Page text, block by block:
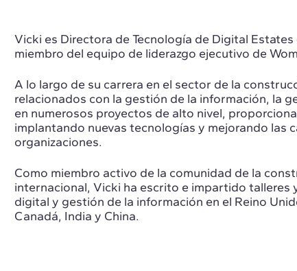
Vicki es Directora de Tecnología de Digital
miembro del equipo de liderazgo ejecutivo de
A lo largo de su carrera en el sector de la
relacionados con la gestión de la información, la
en numerosos proyectos de alto nivel,
implantando nuevas tecnologías y mejorando las
organizaciones.
Como miembro activo de la comunidad de la
internacional, Vicki ha escrito e impartido talleres
digital y gestión de la información en el Reino
Canadá, India y China.